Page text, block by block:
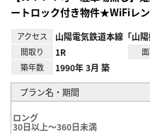
ートロック付き物件★WiFiレ
アクセス 山陽電気鉄道本線「山
間取り 1R
築年数 1990年 3月 築
プラン名・期間
ロング
30日以上～360日未満